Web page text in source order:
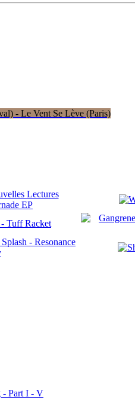
- Le Vent Se Lève (Paris)
- Part I - V